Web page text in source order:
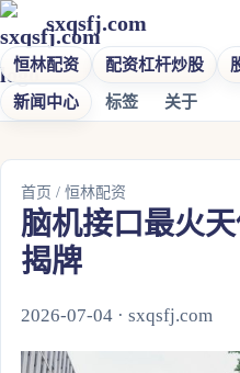
sxqsfj.com
恒林配资 配资杠杆炒股
新闻中心 标签 关于
首页 / 恒林配资
脑机接口最火
揭牌
2026-07-04 · sxqsfj.com